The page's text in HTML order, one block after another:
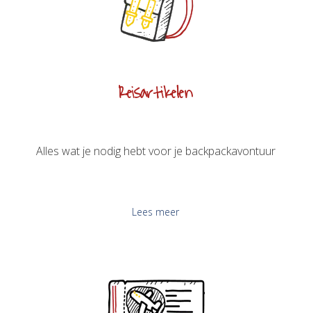
Reisartikelen
Alles wat je nodig hebt voor je backpackavontuur
Lees meer